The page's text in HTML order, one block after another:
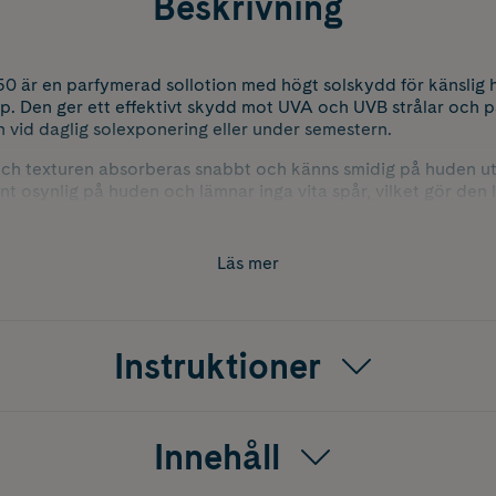
är en parfymerad sollotion med högt solskydd för känslig
Den ger ett effektivt skydd mot UVA och UVB strålar och
daglig solexponering eller under semestern.
texturen absorberas snabbt och känns smidig på huden
osynlig på huden och lämnar inga vita spår, vilket gör den
är särskilt framtagen för känslig hud och ger ett pålitligt
Läs mer
Instruktioner
Innehåll